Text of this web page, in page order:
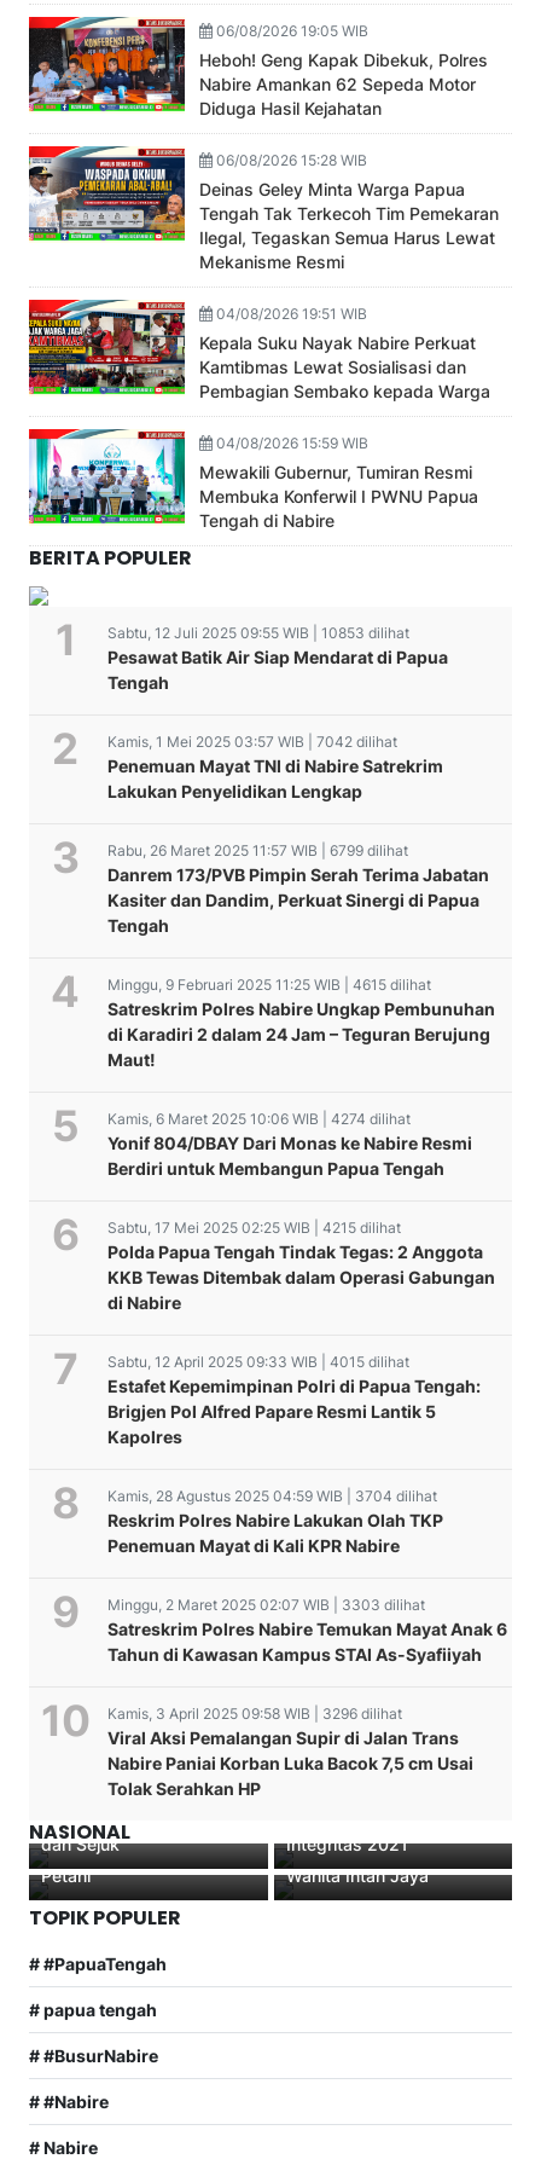
06/08/2026 19:05 WIB
Heboh! Geng Kapak Dibekuk, Polres
Nabire Amankan 62 Sepeda Motor
Diduga Hasil Kejahatan
06/08/2026 15:28 WIB
Deinas Geley Minta Warga Papua
Tengah Tak Terkecoh Tim Pemekaran
Ilegal, Tegaskan Semua Harus Lewat
Mekanisme Resmi
04/08/2026 19:51 WIB
Kepala Suku Nayak Nabire Perkuat
Kamtibmas Lewat Sosialisasi dan
Pembagian Sembako kepada Warga
04/08/2026 15:59 WIB
Mewakili Gubernur, Tumiran Resmi
Membuka Konferwil I PWNU Papua
Tengah di Nabire
BERITA POPULER
Sabtu, 12 Juli 2025 09:55 WIB | 10853 dilihat
Pesawat Batik Air Siap Mendarat di Papua
Tengah
Kamis, 1 Mei 2025 03:57 WIB | 7042 dilihat
Penemuan Mayat TNI di Nabire Satrekrim
Lakukan Penyelidikan Lengkap
Rabu, 26 Maret 2025 11:57 WIB | 6799 dilihat
Danrem 173/PVB Pimpin Serah Terima Jabatan
Kasiter dan Dandim, Perkuat Sinergi di Papua
Tengah
Minggu, 9 Februari 2025 11:25 WIB | 4615 dilihat
Satreskrim Polres Nabire Ungkap Pembunuhan
di Karadiri 2 dalam 24 Jam – Teguran Berujung
Maut!
Kamis, 6 Maret 2025 10:06 WIB | 4274 dilihat
Yonif 804/DBAY Dari Monas ke Nabire Resmi
Berdiri untuk Membangun Papua Tengah
Sabtu, 17 Mei 2025 02:25 WIB | 4215 dilihat
Polda Papua Tengah Tindak Tegas: 2 Anggota
KKB Tewas Ditembak dalam Operasi Gabungan
di Nabire
Sabtu, 12 April 2025 09:33 WIB | 4015 dilihat
Estafet Kepemimpinan Polri di Papua Tengah:
Brigjen Pol Alfred Papare Resmi Lantik 5
Kapolres
Kamis, 28 Agustus 2025 04:59 WIB | 3704 dilihat
Reskrim Polres Nabire Lakukan Olah TKP
Penemuan Mayat di Kali KPR Nabire
Minggu, 2 Maret 2025 02:07 WIB | 3303 dilihat
Satreskrim Polres Nabire Temukan Mayat Anak 6
Tahun di Kawasan Kampus STAI As-Syafiiyah
Kamis, 3 April 2025 09:58 WIB | 3296 dilihat
Viral Aksi Pemalangan Supir di Jalan Trans
Nabire Paniai Korban Luka Bacok 7,5 cm Usai
Tolak Serahkan HP
NASIONAL
Kapolres : Mari Kita Jaga
dan Sejuk
KPK Perkuat Perencanaan
Integritas 2021
BHABINKAMTIBMAS
POLRES YAHUKIMO
Edukasi Prokes Ke Para
Petani
Langsung di HUT Dharma
Wanita Intan Jaya
TOPIK POPULER
# #PapuaTengah
# papua tengah
# #BusurNabire
# #Nabire
# Nabire